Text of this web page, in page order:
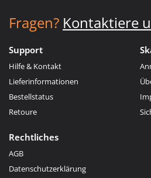
Fragen? Kontaktiere
Support
Hilfe & Kontakt
Lieferinformationen
Bestellstatus
Retoure
Rechtliches
AGB
Datenschutzerklärung